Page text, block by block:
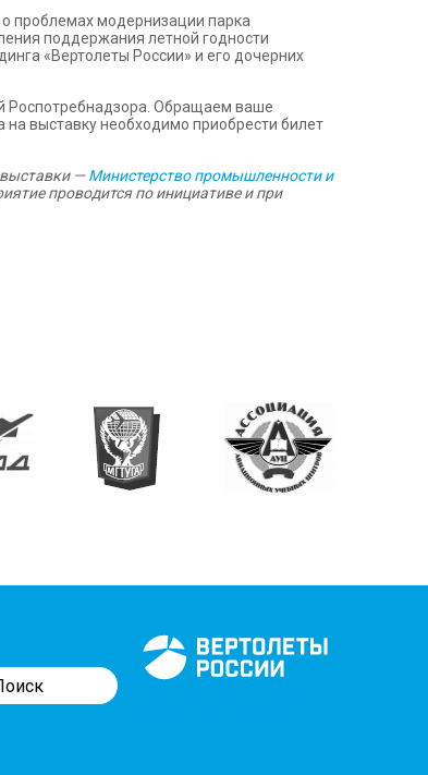
проблемах модернизации парка
поддержания летной годности
«Вертолеты России» и его дочерних
Роспотребнадзора. Обращаем ваше
выставку необходимо приобрести билет
выставки —Министерство промышленности и
проводится по инициативе и при